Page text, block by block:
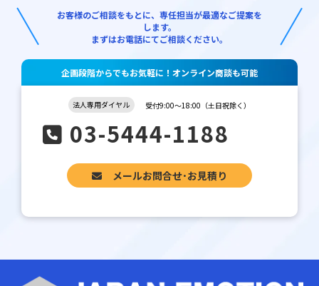
お客様のご相談をもとに、専任担当が最適なご提案を
します。
まずはお電話にてご相談ください。
企画段階からでもお気軽に！オンライン商談も可能
法人専用ダイヤル 受付9:00～18:00（土日祝除く）
03-5444-1188
メールお問合せ･お見積り